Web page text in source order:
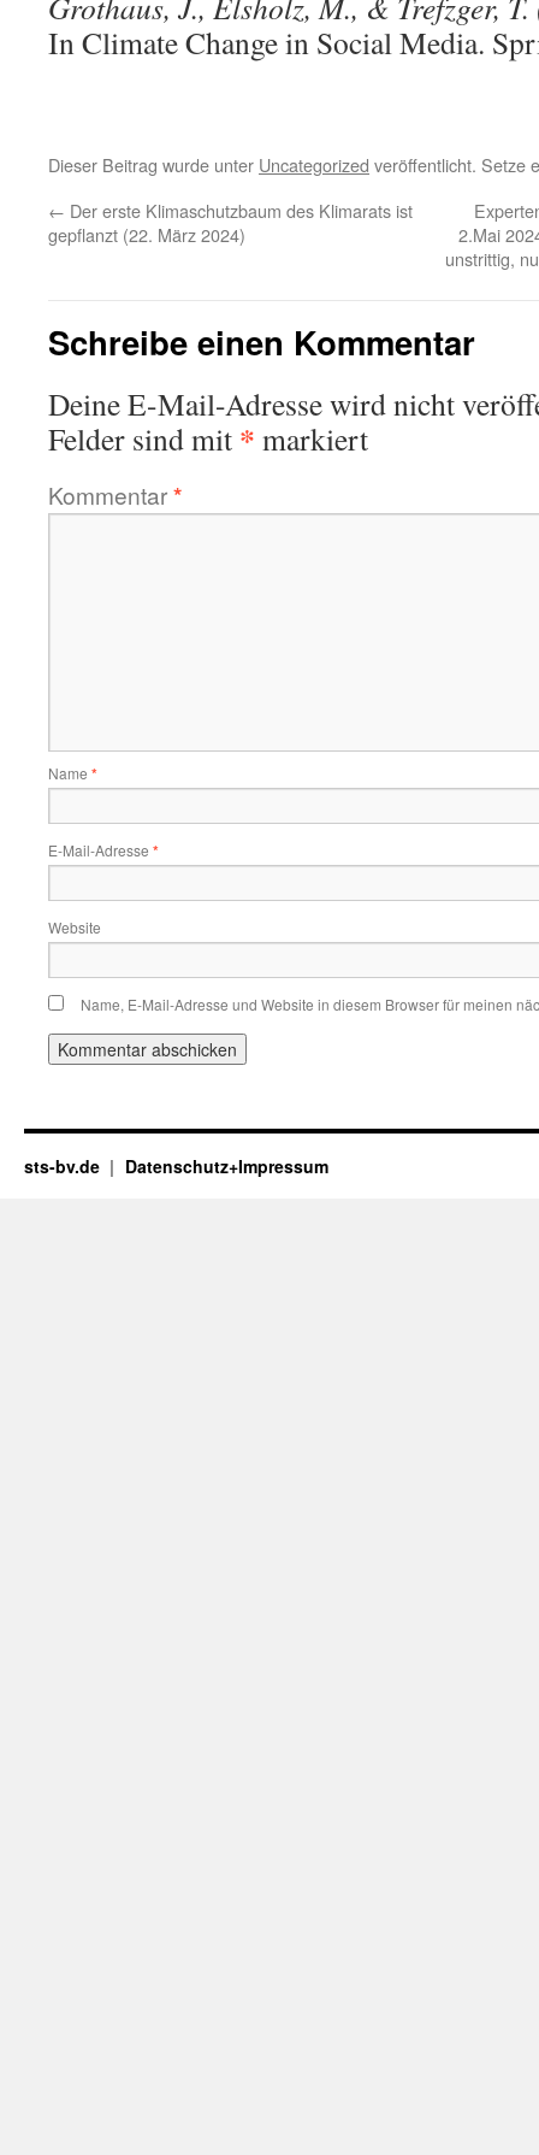
In Climate Change in Social Media.
Dieser Beitrag wurde unter Uncategorized veröffentlicht. Setze
← Der erste Klimaschutzbaum des Klimarats ist
gepflanzt (22. März 2024)
2.Mai
unstrittig,
Schreibe einen Kommentar
Deine E-Mail-Adresse wird nicht
Felder sind mit * markiert
Kommentar*
Name *
E-Mail-Adresse *
Website
Name, E-Mail-Adresse und Website in diesem Browser für meinen
sts-bv.de Datenschutz+Impressum